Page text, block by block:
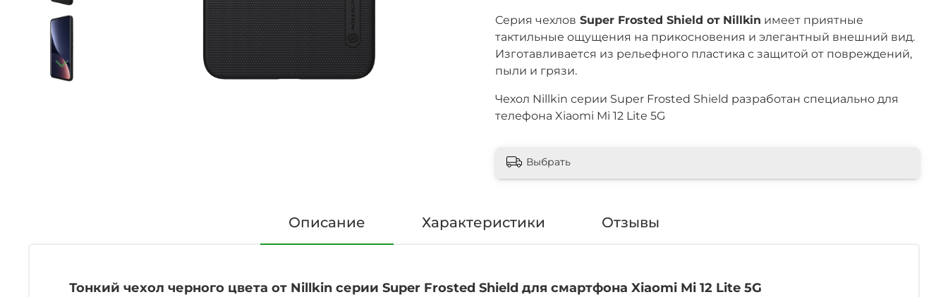
Cерия чехлов Super Frosted Shield от Nillkin имеет приятные
тактильные ощущения на прикосновения и элегантный внешний вид.
Изготавливается из рельефного пластика с защитой от повреждений,
пыли и грязи.
Чехол Nillkin серии Super Frosted Shield разработан специально для
телефона Xiaomi Mi 12 Lite 5G
Выбрать
Описание Характеристики Отзывы
Тонкий чехол черного цвета от Nillkin серии Super Frosted Shield для смартфона Xiaomi Mi 12 Lite 5G